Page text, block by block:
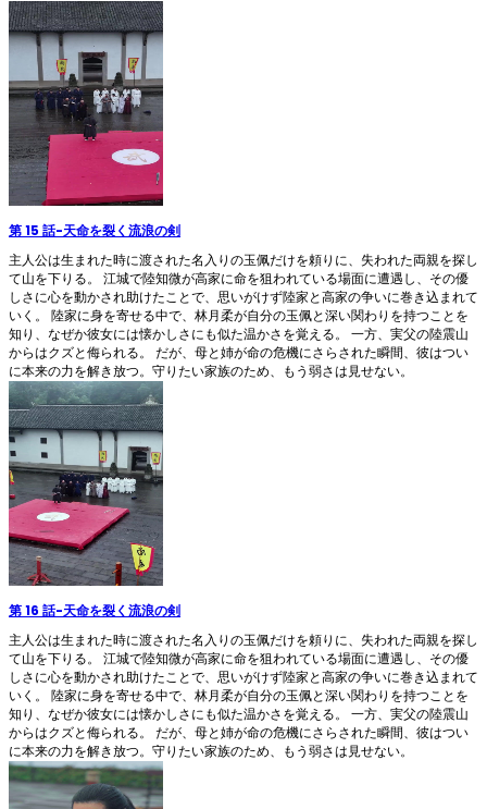
第 15 話-天命を裂く流浪の剣
主人公は生まれた時に渡された名入りの玉佩だけを頼りに、失われた両親を探し
て山を下りる。 江城で陸知微が高家に命を狙われている場面に遭遇し、その優
しさに心を動かされ助けたことで、思いがけず陸家と高家の争いに巻き込まれて
いく。 陸家に身を寄せる中で、林月柔が自分の玉佩と深い関わりを持つことを
知り、なぜか彼女には懐かしさにも似た温かさを覚える。 一方、実父の陸震山
からはクズと侮られる。 だが、母と姉が命の危機にさらされた瞬間、彼はつい
に本来の力を解き放つ。守りたい家族のため、もう弱さは見せない。
第 16 話-天命を裂く流浪の剣
主人公は生まれた時に渡された名入りの玉佩だけを頼りに、失われた両親を探し
て山を下りる。 江城で陸知微が高家に命を狙われている場面に遭遇し、その優
しさに心を動かされ助けたことで、思いがけず陸家と高家の争いに巻き込まれて
いく。 陸家に身を寄せる中で、林月柔が自分の玉佩と深い関わりを持つことを
知り、なぜか彼女には懐かしさにも似た温かさを覚える。 一方、実父の陸震山
からはクズと侮られる。 だが、母と姉が命の危機にさらされた瞬間、彼はつい
に本来の力を解き放つ。守りたい家族のため、もう弱さは見せない。